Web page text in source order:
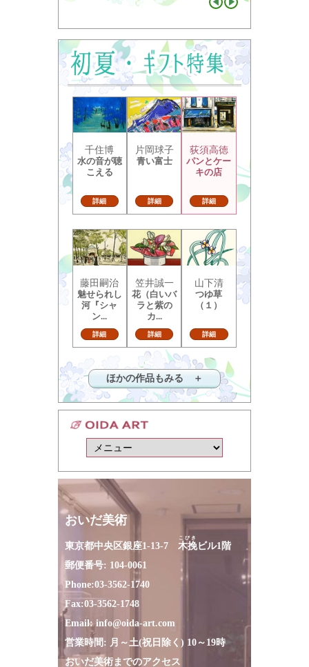
千住博
水の音が聴
こえる
詳細
片岡球子
青い富士
詳細
荻須高徳
パンとケー
キの店
詳細
藤田嗣治
魅せられし
河『シャ
ン...
詳細
笠井誠一
花（白いバ
ラと紫の
カ...
詳細
山下清
つゆ草
（１）
詳細
ほかの作品もみる ＋
おいだ美術
東京都中央区銀座1-13-7 木挽
こびき
ビル1階
郵便番号: 104-0061
Phone:03-3562-1740
Fax:03-3562-1748
Email: info@oida-art.com
営業時間: 月～土(祝日除く) 10～19時
おいだ美術までのアクセス